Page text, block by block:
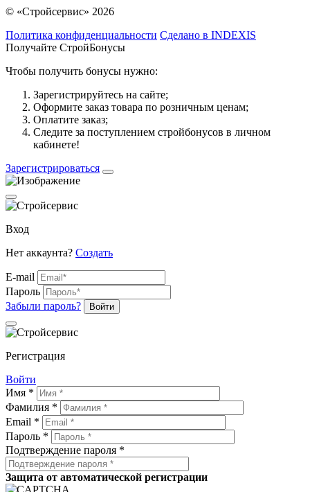
© «Стройсервис» 2026
Политика конфиденциальности Сделано в INDEXIS
Получайте СтройБонусы
Чтобы получить бонусы нужно:
Зарегистрируйтесь на сайте;
Оформите заказ товара по розничным ценам;
Оплатите заказ;
Следите за поступлением стройбонусов в личном
кабинете!
Зарегистрироваться
Вход
Нет аккаунта? Создать
E-mail
Пароль
Забыли пароль?
Войти
Регистрация
Войти
Имя *
Фамилия *
Email *
Пароль *
Подтверждение пароля *
Защита от автоматической регистрации